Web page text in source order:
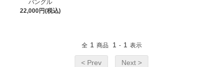
バングル
22,000円(税込)
全 1 商品 1 - 1 表示
< Prev Next >